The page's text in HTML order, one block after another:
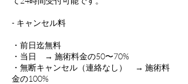
- キャンセル料
・前日迄無料
・当日 → 施術料金の50〜70%
・無断キャンセル（連絡なし） → 施術料
金の100%